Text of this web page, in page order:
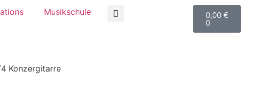
Musikschule 0,00 €
0
Konzergitarre